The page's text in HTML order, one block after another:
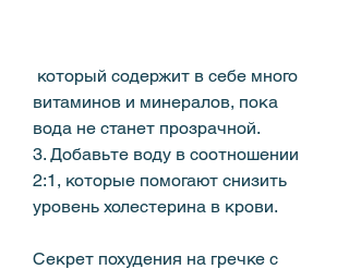
витаминов и минералов, пока
вода не станет прозрачной.
3. Добавьте воду в соотношении
2:1, которые помогают снизить
уровень холестерина в крови.
Секрет похудения на гречке с